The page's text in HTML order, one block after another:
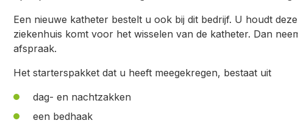
Een nieuwe katheter bestelt u ook bij dit bedrijf. U houdt
ziekenhuis komt voor het wisselen van de katheter. Dan
afspraak.
Het starterspakket dat u heeft meegekregen, bestaat uit
dag- en nachtzakken
een bedhaak